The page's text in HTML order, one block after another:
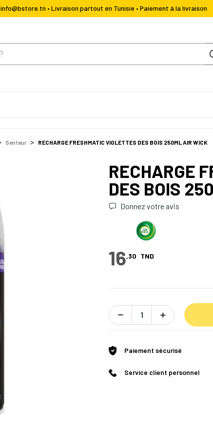
info@bstore.tn • Livraison partout en Tunisie • Paiement à la livraison
Senteur RECHARGE FRESHMATIC VIOLETTES DES BOIS 250ML AIR WICK
RECHARGE
DES BOIS
Donnez votre avis
16,30 TND
Paiement sécurisé
Service client personnel